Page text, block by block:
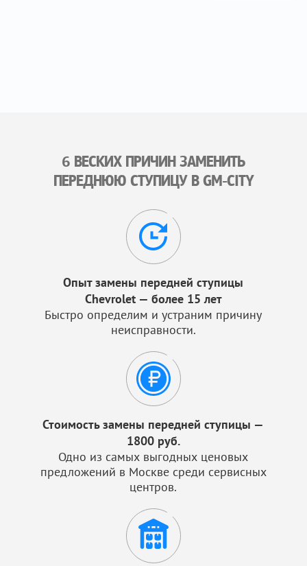
6 ВЕСКИХ ПРИЧИН ЗАМЕНИТЬ
ПЕРЕДНЮЮ СТУПИЦУ В GM-CITY
Опыт замены передней ступицы
Chevrolet — более 15 лет
Быстро определим и устраним причину
неисправности.
Стоимость замены передней ступицы —
1800 руб.
Одно из самых выгодных ценовых
предложений в Москве среди сервисных
центров.